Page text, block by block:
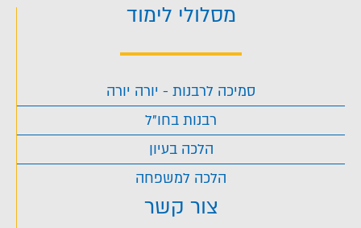
מסלולי לימוד
סמיכה לרבנות - יורה יורה
רבנות בחו"ל
הלכה בעיון
הלכה למשפחה
צור קשר